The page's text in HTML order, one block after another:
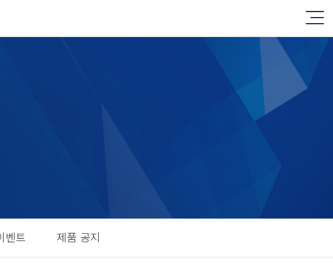
벤트 제품 공지